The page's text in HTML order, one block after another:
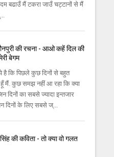
बढाउँ मैं टकरा जाउँ चट्टानों से मैं
की रचना - आओ कहें दिल की
बेगम
है कि पिछले कुछ दिनों से बहुत
हूँ मैं. कुछ समझ नहीं आ रहा कि क्या
दिनों का सबसे ज्यादा इन्तजार
दिनों के लिए सबसे ज्...
की कविता - तो क्या वो गलत